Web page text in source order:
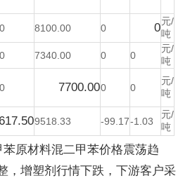
8100.00 0 0元/
吨
7340.00 0 0
元/
吨
7700.000 0
元/
吨
9518.33 -99.17-1.03
元/
吨
原材料混二甲苯价格震荡趋
，增塑剂行情下跌，下游客户采